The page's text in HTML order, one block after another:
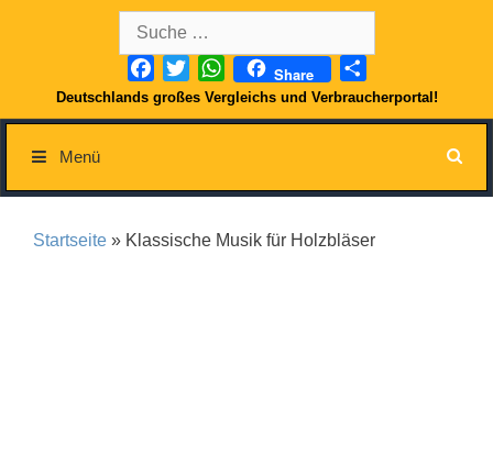
nach:
Facebook
TwitterWhatsApp
Share
Deutschlands großes Vergleichs und Verbraucherportal!
Menü
Startseite » Klassische Musik für Holzbläser